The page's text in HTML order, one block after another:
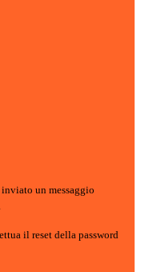
inviato un messaggio
il reset della password